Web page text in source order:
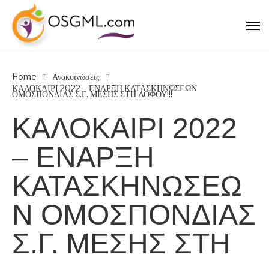
Home
Ανακοινώσεις
ΚΑΛΟΚΑΙΡΙ 2022 – ΕΝΑΡΞΗ ΚΑΤΑΣΚΗΝΩΣΕΩΝ
ΟΜΟΣΠΟΝΔΙΑΣ Σ.Γ. ΜΕΣΗΣ ΣΤΗ ΛΟΦΟΥ!!!
ΚΑΛΟΚΑΙΡΙ 2022
– ΕΝΑΡΞΗ
ΚΑΤΑΣΚΗΝΩΣΕΩ
Ν ΟΜΟΣΠΟΝΔΙΑΣ
Σ.Γ. ΜΕΣΗΣ ΣΤΗ